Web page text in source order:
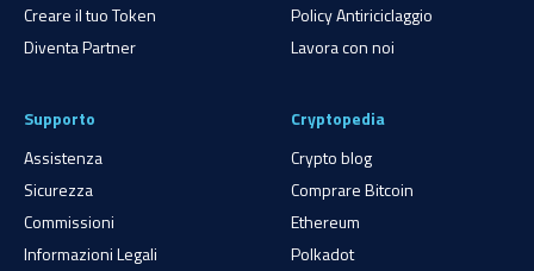
Creare il tuo Token
Diventa Partner
Policy Antiriciclaggio
Lavora con noi
Supporto
Assistenza
Sicurezza
Commissioni
Informazioni Legali
Cryptopedia
Crypto blog
Comprare Bitcoin
Ethereum
Polkadot